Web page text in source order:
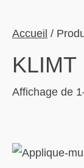
Accueil /
KLIMT
Affichage de